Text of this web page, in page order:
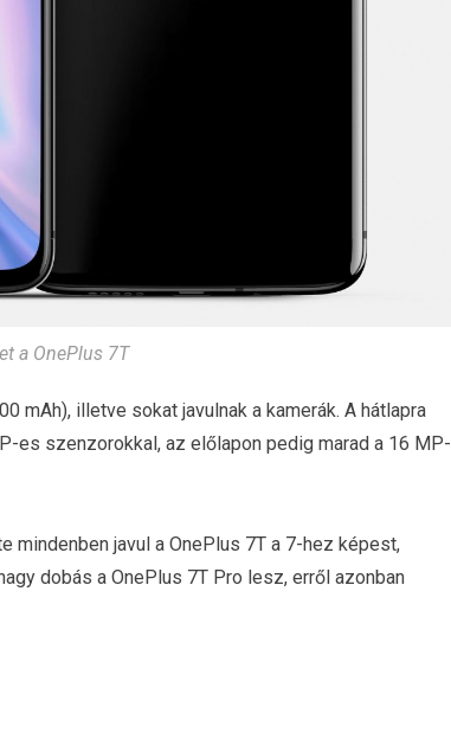
a OnePlus 7T
mAh), illetve sokat javulnak a kamerák. A hátlapra
es szenzorokkal, az előlapon pedig marad a 16 MP-
javul a OnePlus 7T a 7-hez képest,
dobás a OnePlus 7T Pro lesz, erről azonban